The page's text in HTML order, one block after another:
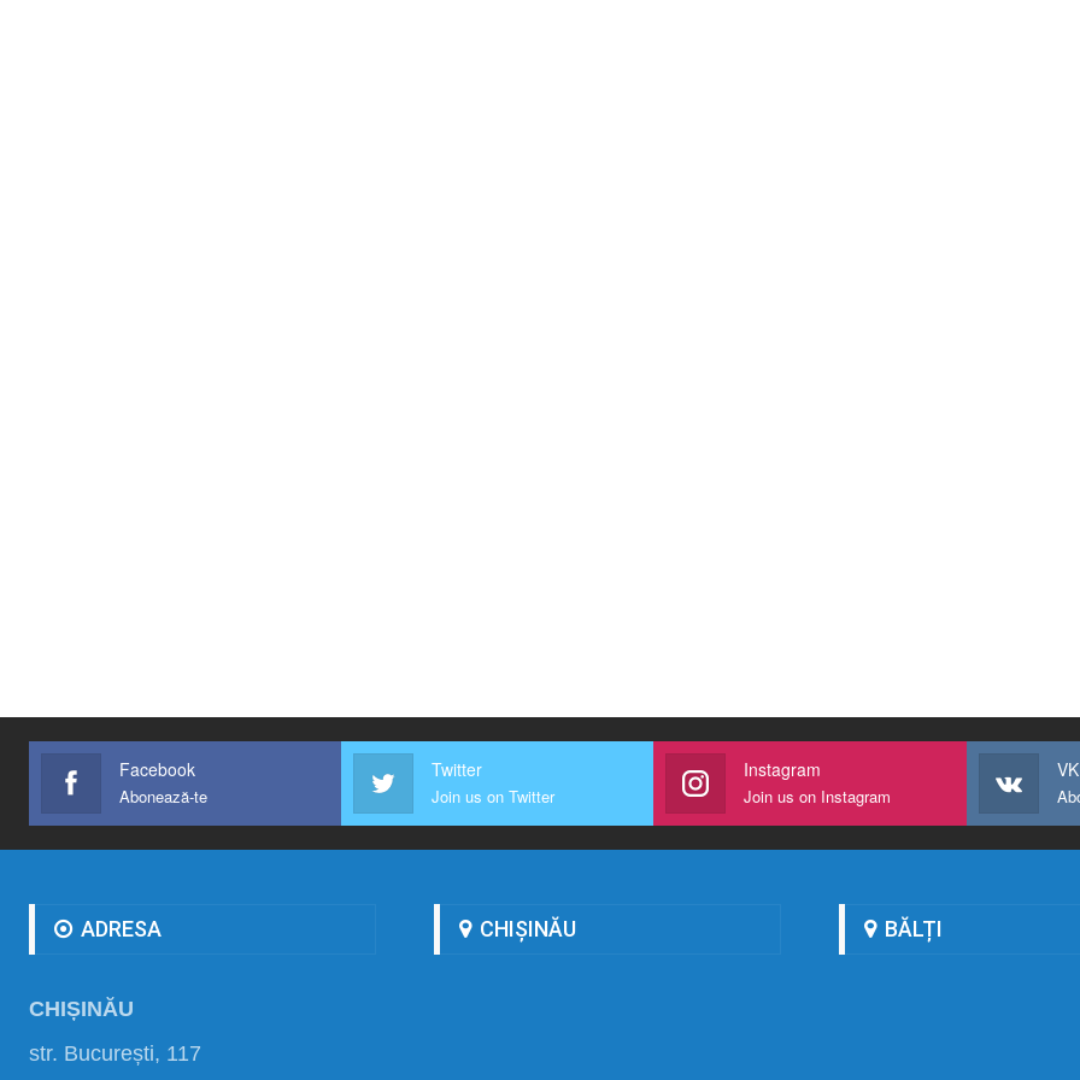
Facebook
Abonează-te
Twitter
Join us on Twitter
Instagram
Join us on Instagram
VK
ADRESA
CHIȘINĂU
str. București, 117
CHIȘINĂU BĂLȚI